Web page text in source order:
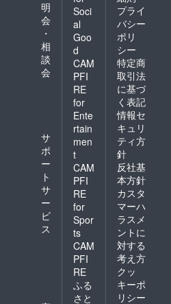
明
会
・
相
談
会
サ
ポ
ー
ト
サ
ー
ビ
ス
Soci
al
Goo
d
CAM
PFI
RE
for
Ente
rtain
men
t
CAM
PFI
RE
for
Spor
ts
CAM
PFI
RE
ふる
さと
プライ
バシー
ポリ
シー
特定商
取引法
に基づ
く表記
情報セ
キュリ
ティ方
針
反社基
本方針
カスタ
マーハ
ラスメ
ントに
対する
考え方
クッ
キーポ
リシー